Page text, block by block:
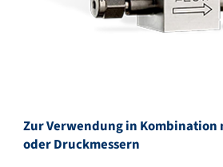
Zur Verwendung in Kombination
oder Druckmessern